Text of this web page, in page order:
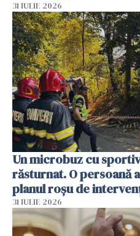
31 IULIE 2026
Un microbuz cu
răsturnat. O persoană
planul roșu de
31 IULIE 2026